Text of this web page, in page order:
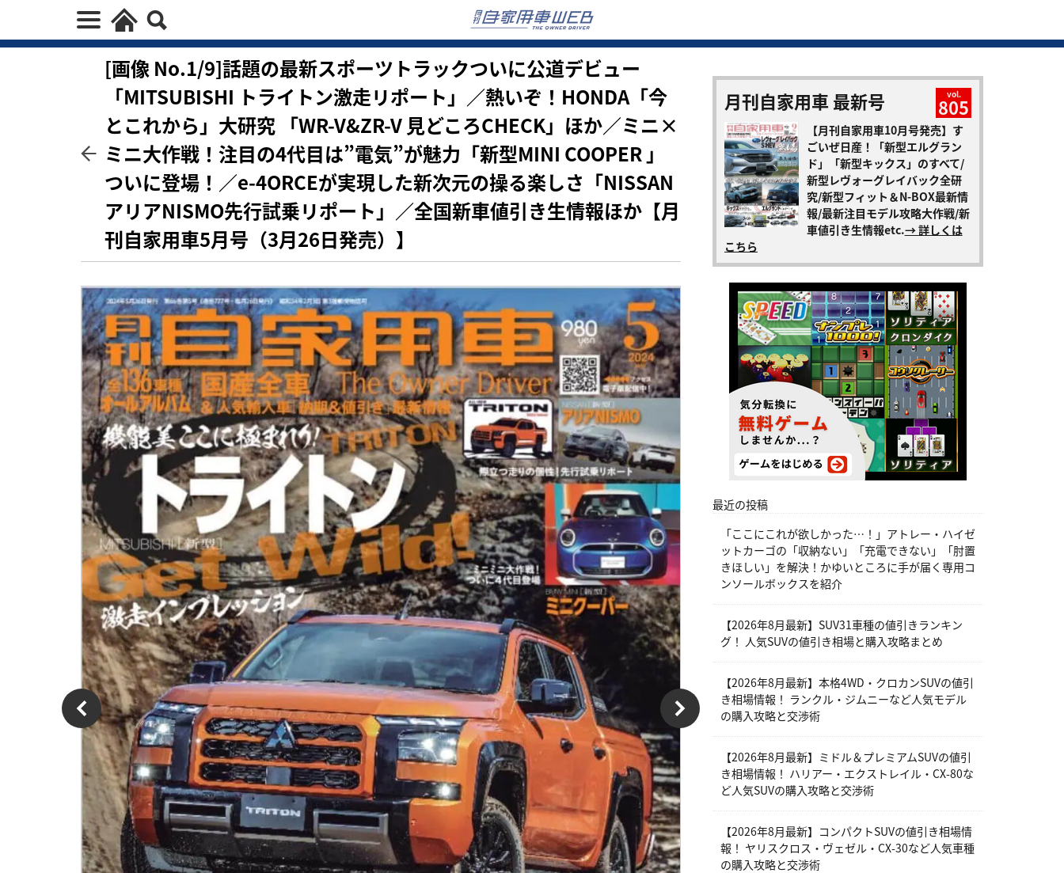
[画像 No.1/9]話題の最新スポーツトラックついに公道デビュー
「MITSUBISHI トライトン激走リポート」／熱いぞ！HONDA「今
とこれから」大研究 「WR-V&ZR-V 見どころCHECK」ほか／ミニ×
ミニ大作戦！注目の4代目は”電気”が魅力「新型MINI COOPER 」
ついに登場！／e-4ORCEが実現した新次元の操る楽しさ「NISSAN
アリアNISMO先行試乗リポート」／全国新車値引き生情報ほか【月
刊自家用車5月号（3月26日発売）】
月刊自家用車 最新号 vol.
805
【月刊自家用車10月号発売】す
ごいぜ日産！「新型エルグラン
ド」「新型キックス」のすべて/
新型レヴォーグレイバック全研
究/新型フィット＆N-BOX最新情
報/最新注目モデル攻略大作戦/新
車値引き生情報etc.→ 詳しくは
こちら
最近の投稿
「ここにこれが欲しかった…！」アトレー・ハイゼ
ットカーゴの「収納ない」「充電できない」「肘置
きほしい」を解決！かゆいところに手が届く専用コ
ンソールボックスを紹介
【2026年8月最新】SUV31車種の値引きランキン
グ！ 人気SUVの値引き相場と購入攻略まとめ
【2026年8月最新】本格4WD・クロカンSUVの値引
き相場情報！ ランクル・ジムニーなど人気モデル
の購入攻略と交渉術
【2026年8月最新】ミドル＆プレミアムSUVの値引
き相場情報！ ハリアー・エクストレイル・CX-80な
ど人気SUVの購入攻略と交渉術
【2026年8月最新】コンパクトSUVの値引き相場情
報！ ヤリスクロス・ヴェゼル・CX-30など人気車種
の購入攻略と交渉術